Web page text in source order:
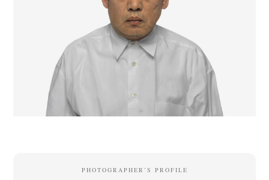
PHOTOGRAPHER’S PROFILE